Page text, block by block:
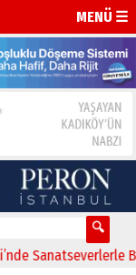
MENÜ ☰
Sanatseverlerle